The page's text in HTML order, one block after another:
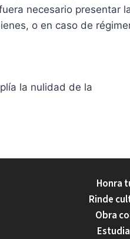
necesario presentar
o en caso de
la nulidad de la
Honra
Rinde
Obra